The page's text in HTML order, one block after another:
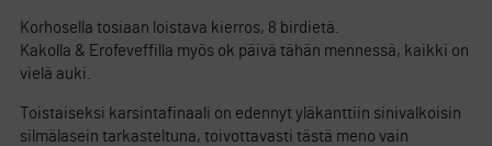
Korhosella tosiaan loistava kierros, 8 birdietä.
Kakolla & Erofeveffilla myös ok päivä tähän mennessä, kaikki on
vielä auki.
Toistaiseksi karsintafinaali on edennyt yläkanttiin sinivalkoisin
silmälasein tarkasteltuna, toivottavasti tästä meno vain